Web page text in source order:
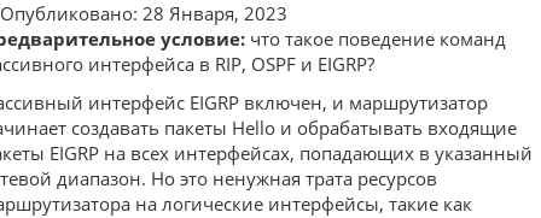
Опубликовано: 28 Января, 2023
условие: что такое поведение команд
интерфейса в RIP, OSPF и EIGRP?
интерфейс EIGRP включен, и маршрутизатор
создавать пакеты Hello и обрабатывать входящие
EIGRP на всех интерфейсах, попадающих в указанный
диапазон. Но это ненужная трата ресурсов
на логические интерфейсы, такие как